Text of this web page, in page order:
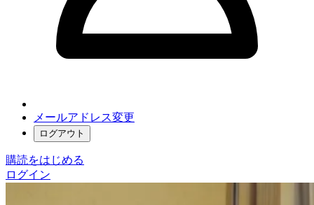
メールアドレス変更
ログアウト
購読をはじめる
ログイン